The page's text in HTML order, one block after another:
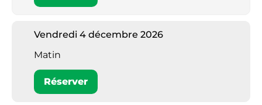
Vendredi 4 décembre 2026
Matin
Réserver